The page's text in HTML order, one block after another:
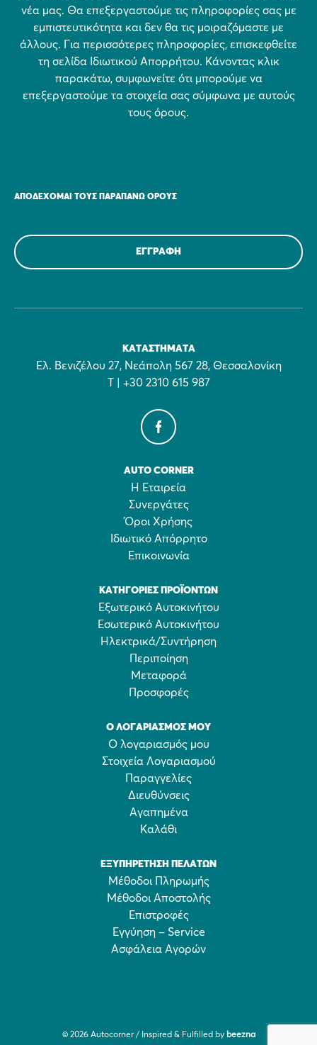
νέα μας. Θα επεξεργαστούμε τις πληροφορίες σας με
εμπιστευτικότητα και δεν θα τις μοιραζόμαστε με
άλλους. Για περισσότερες πληροφορίες, επισκεφθείτε
τη σελίδα Ιδιωτικού Απορρήτου. Κάνοντας κλικ
παρακάτω, συμφωνείτε ότι μπορούμε να
επεξεργαστούμε τα στοιχεία σας σύμφωνα με αυτούς
τους όρους.
ΑΠΟΔΈΧΟΜΑΙ ΤΟΥΣ ΠΑΡΑΠΆΝΩ ΌΡΟΥΣ
ΚΑΤΑΣΤΉΜΑΤΑ
Ελ. Βενιζέλου 27, Νεάπολη 567 28, Θεσσαλονίκη
Τ | +30 2310 615 987
AUTO CORNER
Η Εταιρεία
Συνεργάτες
Όροι Χρήσης
Ιδιωτικό Απόρρητο
Επικοινωνία
ΚΑΤΗΓΟΡΊΕΣ ΠΡΟΪΌΝΤΩΝ
Εξωτερικό Αυτοκινήτου
Εσωτερικό Αυτοκινήτου
Ηλεκτρικά/Συντήρηση
Περιποίηση
Μεταφορά
Προσφορές
Ο ΛΟΓΑΡΙΑΣΜΌΣ ΜΟΥ
Ο λογαριασμός μου
Στοιχεία Λογαριασμού
Παραγγελίες
Διευθύνσεις
Αγαπημένα
Καλάθι
ΕΞΥΠΗΡΈΤΗΣΗ ΠΕΛΑΤΏΝ
Μέθοδοι Πληρωμής
Μέθοδοι Αποστολής
Επιστροφές
Εγγύηση – Service
Ασφάλεια Αγορών
© 2026 Autocorner / Inspired & Fulfilled by beezna